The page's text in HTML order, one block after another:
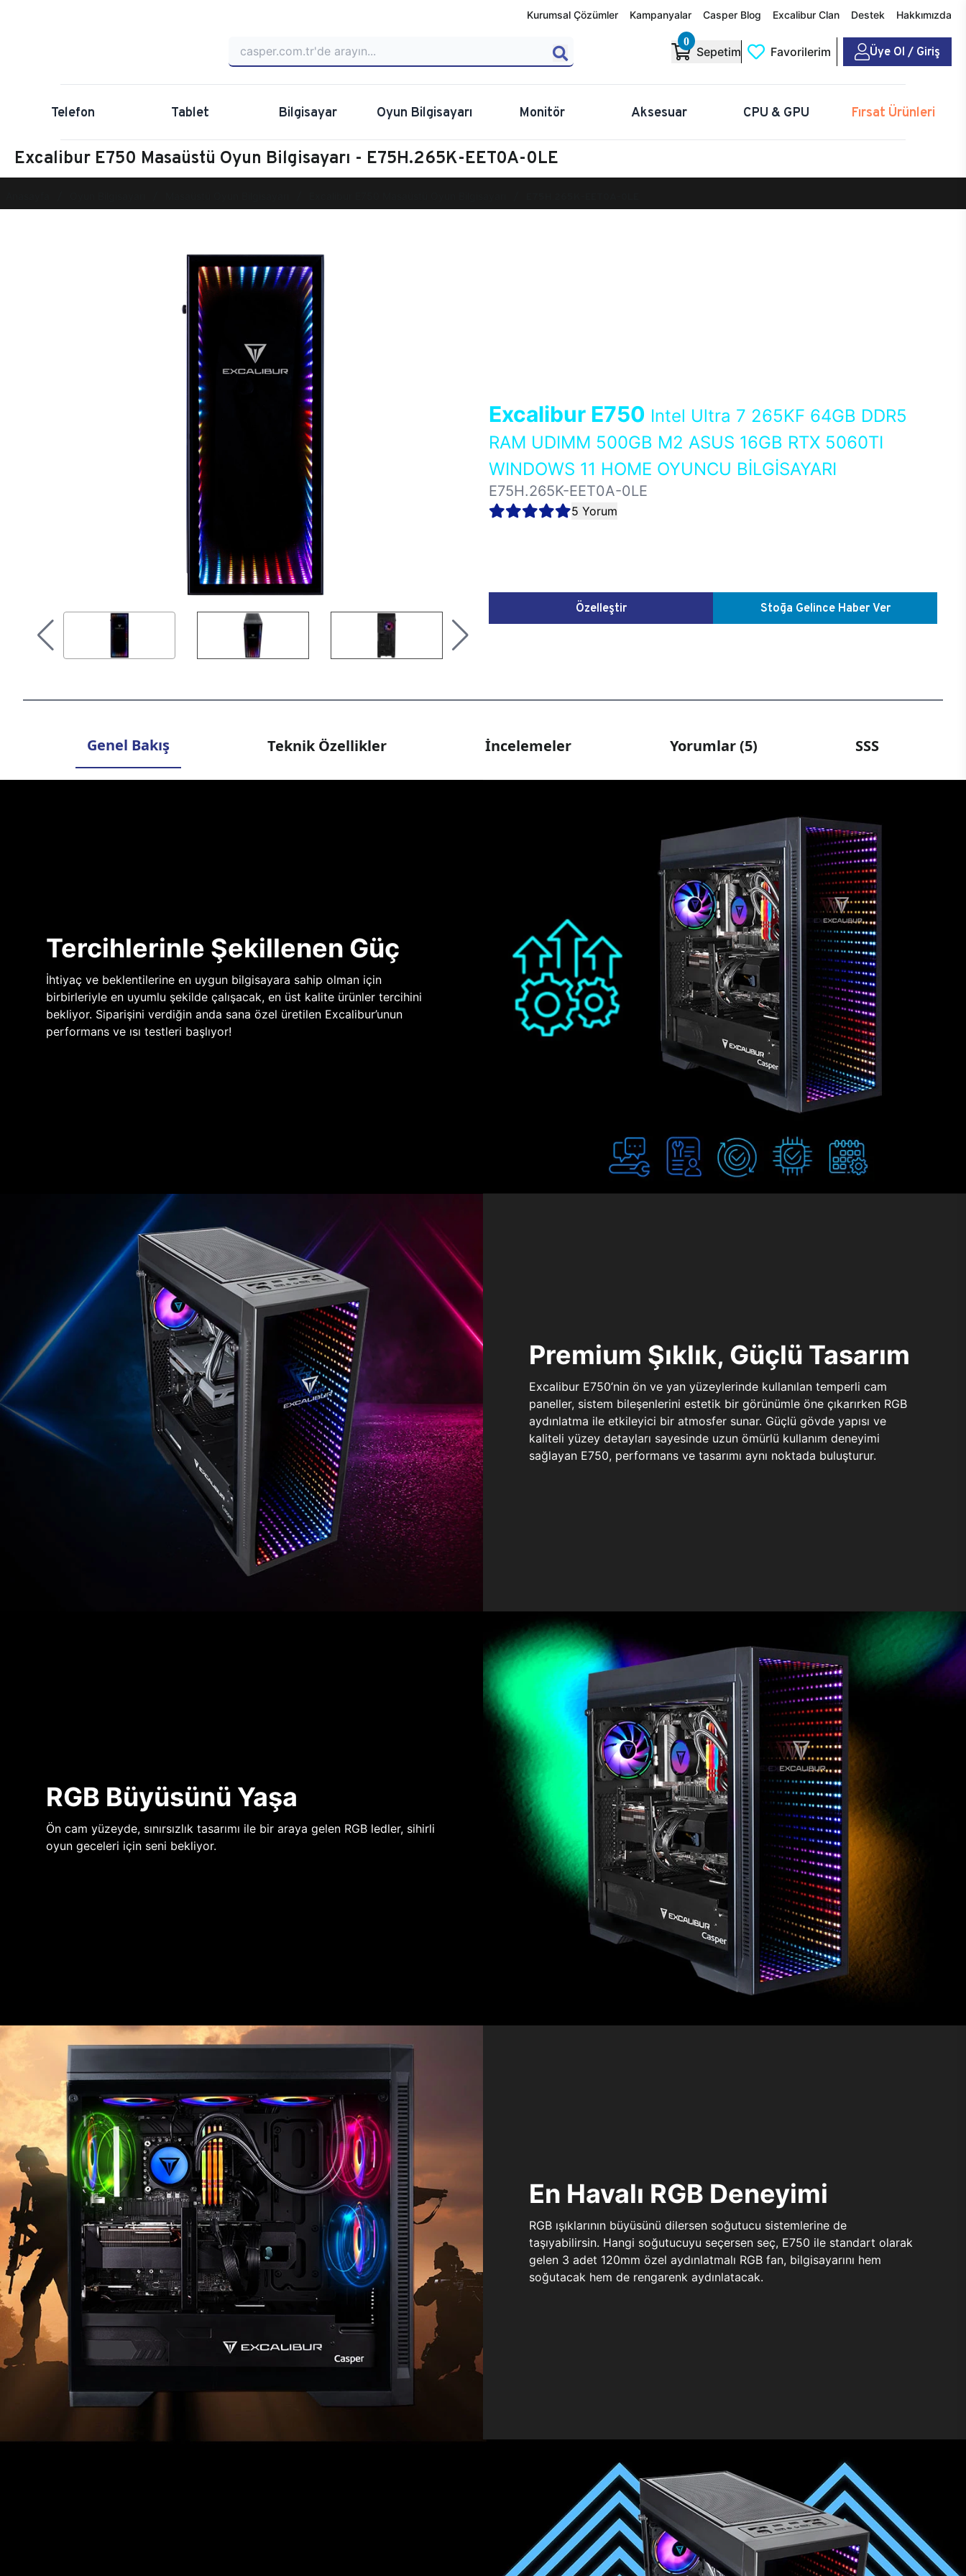
Kurumsal Çözümler Kampanyalar Casper Blog Excalibur Clan Destek Hakkımızda
0
Sepetim Favorilerim Üye Ol / Giriş
Telefon Tablet Bilgisayar Oyun Bilgisayarı Monitör Aksesuar CPU & GPU Fırsat Ürünleri
Excalibur E750 Masaüstü Oyun Bilgisayarı - E75H.265K-EET0A-0LE
Excalibur E750 Intel Ultra 7 265KF 64GB DDR5
RAM UDIMM 500GB M2 ASUS 16GB RTX 5060TI
WINDOWS 11 HOME OYUNCU BİLGİSAYARI
E75H.265K-EET0A-0LE
5 Yorum
Özelleştir Stoğa Gelince Haber Ver
Genel Bakış Teknik Özellikler İncelemeler Yorumlar (5) SSS
Tercihlerinle Şekillenen Güç
İhtiyaç ve beklentilerine en uygun bilgisayara sahip olman için
birbirleriyle en uyumlu şekilde çalışacak, en üst kalite ürünler tercihini
bekliyor. Siparişini verdiğin anda sana özel üretilen Excalibur’unun
performans ve ısı testleri başlıyor!
Premium Şıklık, Güçlü Tasarım
Excalibur E750’nin ön ve yan yüzeylerinde kullanılan temperli cam
paneller, sistem bileşenlerini estetik bir görünümle öne çıkarırken RGB
aydınlatma ile etkileyici bir atmosfer sunar. Güçlü gövde yapısı ve
kaliteli yüzey detayları sayesinde uzun ömürlü kullanım deneyimi
sağlayan E750, performans ve tasarımı aynı noktada buluşturur.
RGB Büyüsünü Yaşa
Ön cam yüzeyde, sınırsızlık tasarımı ile bir araya gelen RGB ledler, sihirli
oyun geceleri için seni bekliyor.
En Havalı RGB Deneyimi
RGB ışıklarının büyüsünü dilersen soğutucu sistemlerine de
taşıyabilirsin. Hangi soğutucuyu seçersen seç, E750 ile standart olarak
gelen 3 adet 120mm özel aydınlatmalı RGB fan, bilgisayarını hem
soğutacak hem de rengarenk aydınlatacak.